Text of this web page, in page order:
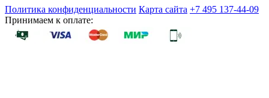
Политика конфиденциальности Карта сайта +7 495 137-44-09
Принимаем к оплате: